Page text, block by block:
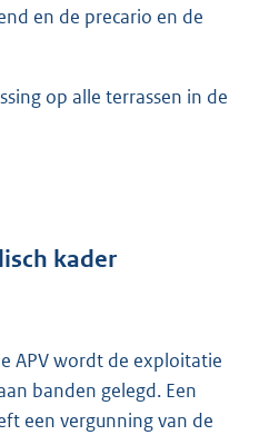
en de precario en de
op alle terrassen in de
kader
APV wordt de exploitatie
banden gelegd. Een
een vergunning van de